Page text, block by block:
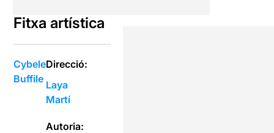
Fitxa artística
Cybele
Buffile
Direcció:
Laya
Martí
Autoria: